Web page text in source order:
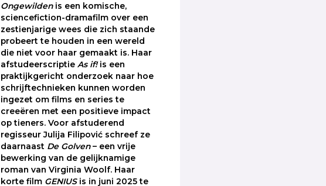
Ongewilden is een komische,
sciencefiction-dramafilm over een
zestienjarige wees die zich staande
probeert te houden in een wereld
die niet voor haar gemaakt is. Haar
afstudeerscriptie As if!is een
praktijkgericht onderzoek naar hoe
schrijftechnieken kunnen worden
ingezet om films en series te
creeëren met een positieve impact
op tieners. Voor afstuderend
regisseur Julija Filipović schreef ze
daarnaast De Golven– een vrije
bewerking van de gelijknamige
roman van Virginia Woolf. Haar
korte film GENIUSis in juni 2025 te